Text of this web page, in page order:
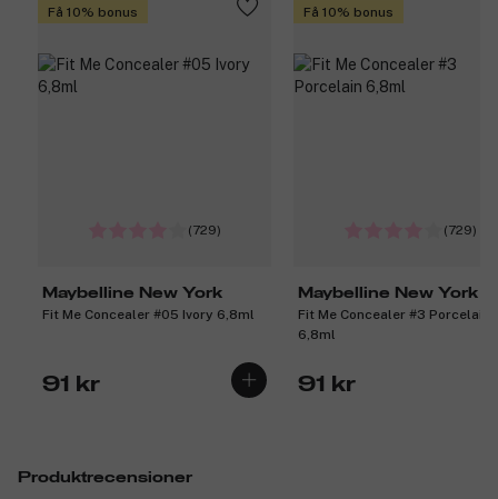
Få 10% bonus
(729)
Maybelline New York
Fit Me Concealer #05 Ivory 6,8ml
91 kr
Få 10% bonus
(729)
Maybelline New York
Fit Me Concealer #3 Porcelain
6,8ml
91 kr
Produktrecensioner